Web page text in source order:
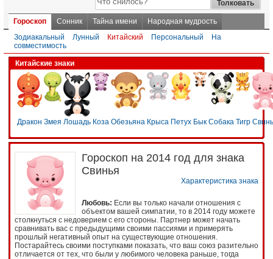
Гороскоп Сонник Тайна имени
Народная мудрость
Зодиакальный
Лунный Китайский Персональный
На
совместимость
Китайские знаки
Дракон Змея Лошадь Коза Обезьяна Крыса Петух Бык Собака Тигр
Гороскоп на 2014 год для знака
Свинья
Характеристика знака
Любовь: Если вы только начали отношения с
объектом вашей симпатии, то в 2014 году можете
столкнуться с недоверием с его стороны. Партнер может начать
сравнивать вас с предыдущими своими пассиями и примерять
прошлый негативный опыт на существующие отношения.
Постарайтесь своими поступками показать, что ваш союз разительно
отличается от тех, что были у любимого человека раньше, тогда